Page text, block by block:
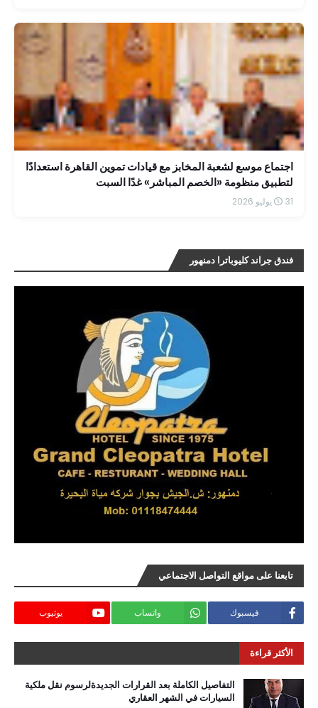
اجتماع موسع لشعبة المخابز مع قيادات تموين القاهرة استعدادًا
لتطبيق منظومة «الخصم المباشر» غدًا السبت
31 يوليو 2026
فندق جراند كليوباترا دمنهور
تابعنا على مواقع التواصل الاجتماعي
فيسبوك واتساب يوتيوب
الأكثر قراءة
التفاصيل الكاملة بعد القرارات الجديدةلرسوم نقل ملكية
السيارات في الشهر العقاري